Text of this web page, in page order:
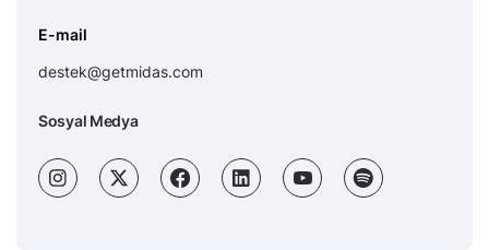
E-mail
destek@getmidas.com
Sosyal Medya